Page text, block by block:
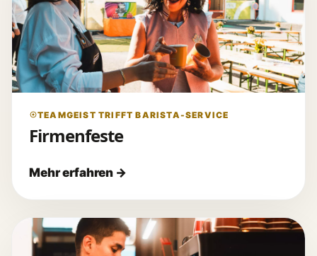
TEAMGEIST TRIFFT BARISTA-SERVICE
Firmenfeste